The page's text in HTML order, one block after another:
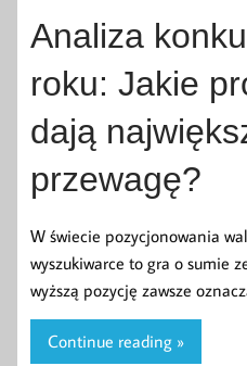
Analiza
roku: Jakie
dają
przewagę?
W świecie pozycjonowania
wyszukiwarce to gra o sumie
wyższą pozycję zawsze
Continue reading »